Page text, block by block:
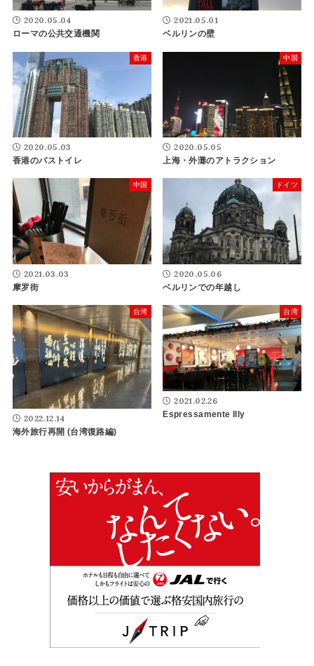
2020.05.04
ローマの公共交通機関
2021.05.01
ベルリンの壁
香港
2020.05.03
香港のバストイレ
中国
2020.05.05
上海・外灘のアトラクション
中国
2021.03.03
摩罗街
ドイツ
2020.05.06
ベルリンでの年越し
台湾
2022.12.14
海外旅行再開 (台湾復路編)
台湾
2021.02.26
Espressamente Illy